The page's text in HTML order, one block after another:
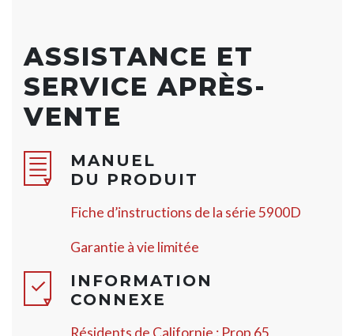
ASSISTANCE ET
SERVICE APRÈS-
VENTE
MANUEL
DU PRODUIT
Fiche d’instructions de la série 5900D
Garantie à vie limitée
INFORMATION
CONNEXE
Résidents de Californie : Prop 65